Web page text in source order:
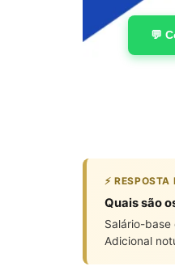
💬
⚡ RESPOSTA
Quais são
Salário-base
Adicional